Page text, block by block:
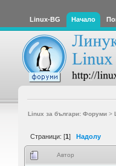
Linux-BG Начало
Linux за българи: Форуми>
Страници: [1] Надолу
Автор